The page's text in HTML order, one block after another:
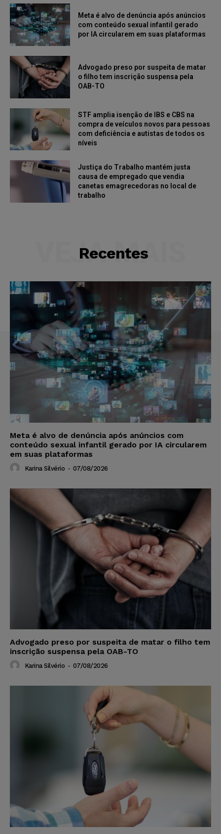
Meta é alvo de denúncia após anúncios
com conteúdo sexual infantil gerado
por IA circularem em suas plataformas
Advogado preso por suspeita de matar
o filho tem inscrição suspensa pela
OAB-TO
STF amplia isenção de IBS e CBS na
compra de veículos novos para pessoas
com deficiência e autistas de todos os
níveis
Justiça do Trabalho mantém justa
causa de empregado que vendia
canetas emagrecedoras no local de
trabalho
Recentes
VEJA MAIS
Meta é alvo de denúncia após anúncios com
conteúdo sexual infantil gerado por IA circularem
em suas plataformas
Karina Silvério - 07/08/2026
Advogado preso por suspeita de matar o filho tem
inscrição suspensa pela OAB-TO
Karina Silvério - 07/08/2026